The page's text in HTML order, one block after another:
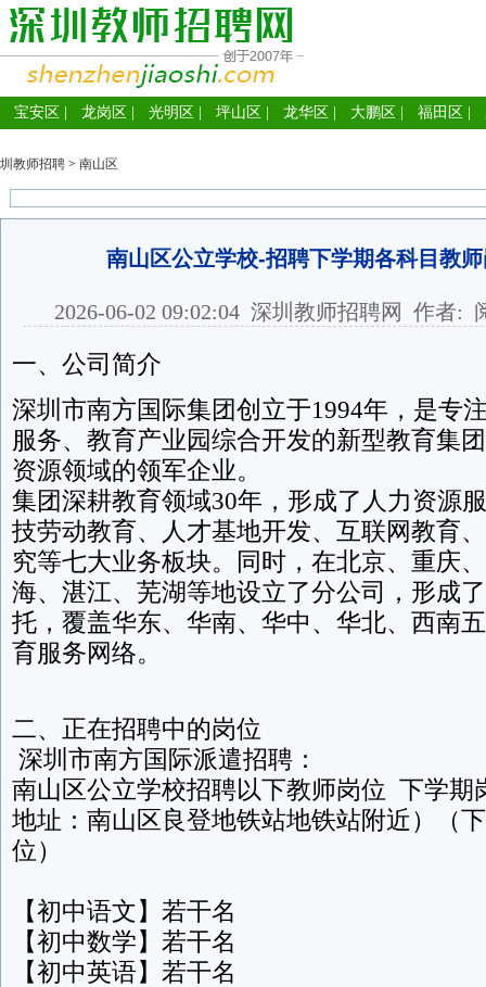
宝安区 龙岗区 光明区 坪山区 龙华区 大鹏区 福田区
圳教师招聘 > 南山区
南山区公立学校-招聘下学期各科目教
2026-06-02 09:02:04 深圳教师招聘网 作者:
一、公司简介
深圳市南方国际集团创立于1994年，是专
服务、教育产业园综合开发的新型教育集
资源领域的领军企业。
集团深耕教育领域30年，形成了人力资源
技劳动教育、人才基地开发、互联网教育
究等七大业务板块。同时，在北京、重庆
海、湛江、芜湖等地设立了分公司，形成
托，覆盖华东、华南、华中、华北、西南
育服务网络。
二、正在招聘中的岗位
深圳市南方国际派遣招聘：
南山区公立学校招聘以下教师岗位 下学期
地址：南山区良登地铁站地铁站附近）（
位）
【初中语文】若干名
【初中数学】若干名
【初中英语】若干名